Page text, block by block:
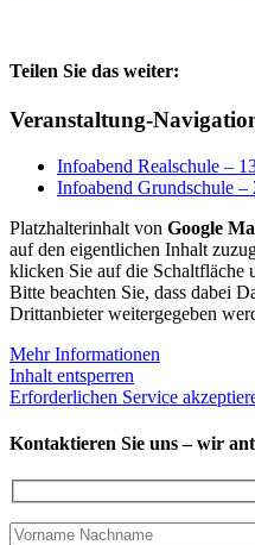
Teilen Sie das weiter:
Facebook
X
E-
Veranstaltung-
Infoabend Realschule –
Infoabend Grundschule –
Platzhalterinhalt von Google
auf den eigentlichen Inhalt
klicken Sie auf die Schaltfläche
Bitte beachten Sie, dass dabei
Drittanbieter weitergegeben
Mehr Informationen
Inhalt entsperren
Erforderlichen Service
Kontaktieren Sie uns – wir